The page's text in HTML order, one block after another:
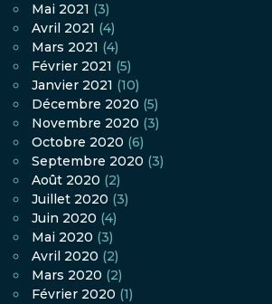
Mai 2021 (3)
Avril 2021 (4)
Mars 2021 (4)
Février 2021 (5)
Janvier 2021 (10)
Décembre 2020 (5)
Novembre 2020 (3)
Octobre 2020 (6)
Septembre 2020 (3)
Août 2020 (2)
Juillet 2020 (3)
Juin 2020 (4)
Mai 2020 (3)
Avril 2020 (2)
Mars 2020 (2)
Février 2020 (1)